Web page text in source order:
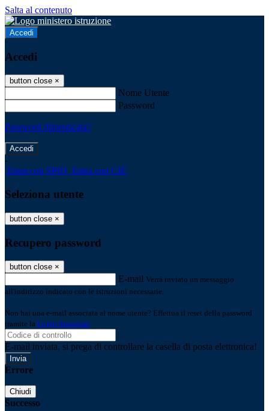
Salta al contenuto
Accedi
Accedi
button close ×
Nome Utente
Password
Password dimenticata?
-
Entra con SPID Entra con CIE
Seleziona utente
button close ×
Recupero password
button close ×
E-mail Verrà inviato un messaggio
all'indirizzo indicato con le istruzioni necessarie.
Non hai una e-mail associata al nome utente? Effettua il reset della password
tramite la Login Spaggiari
E-mail inviata, si prega di controllare la casella di posta elettronica!
Errore
Chiudi
Successo